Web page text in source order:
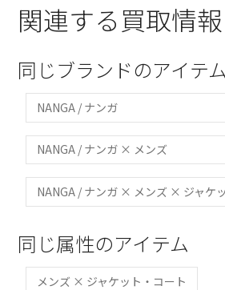
関連する買取情報
同じブランドのアイテム
NANGA / ナンガ
NANGA / ナンガ × メンズ
NANGA / ナンガ × メンズ × ジャケ
同じ属性のアイテム
メンズ × ジャケット・コート